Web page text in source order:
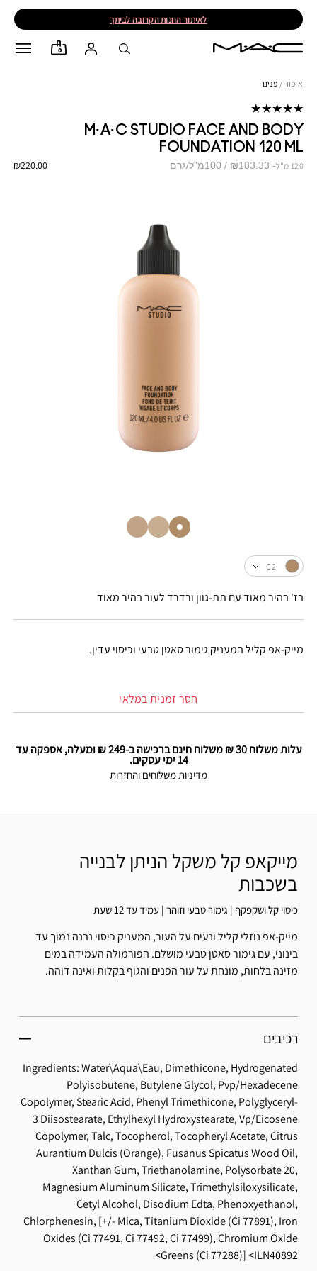
לאיתור החנות הקרובה לביתך
0
איפור / פנים
M·A·C STUDIO FACE AND BODY
FOUNDATION 120 ML
₪220.00 120 מ"ל
מייק-אפ קליל המעניק גימור סאטן טבעי וכיסוי עדין.
C2
בז' בהיר מאוד עם תת-גוון ורדרד לעור בהיר מאוד
חסר זמנית במלאי
עלות משלוח 30 ₪ משלוח חינם ברכישה ב-249 ₪ ומעלה, אספקה עד
14 ימי עסקים.
מדיניות משלוחים והחזרות
מייקאפ קל משקל הניתן לבנייה
בשכבות
כיסוי קל ושקפקף | גימור טבעי וזוהר | עמיד עד 12 שעת
מייק-אפ נוזלי קליל ונעים על העור, המעניק כיסוי נבנה נמוך עד
בינוני, עם גימור סאטן טבעי מושלם. הפורמולה העמידה במים
מזינה בלחות, מונחת על עור הפנים והגוף בקלות ואינה דוהה.
רכיבים
Ingredients: Water\Aqua\Eau, Dimethicone, Hydrogenated
Polyisobutene, Butylene Glycol, Pvp/Hexadecene
Copolymer, Stearic Acid, Phenyl Trimethicone, Polyglyceryl-
3 Diisostearate, Ethylhexyl Hydroxystearate, Vp/Eicosene
Copolymer, Talc, Tocopherol, Tocopheryl Acetate, Citrus
Aurantium Dulcis (Orange), Fusanus Spicatus Wood Oil,
Xanthan Gum, Triethanolamine, Polysorbate 20,
Magnesium Aluminum Silicate, Trimethylsiloxysilicate,
Cetyl Alcohol, Disodium Edta, Phenoxyethanol,
Chlorphenesin, [+/- Mica, Titanium Dioxide (Ci 77891), Iron
Oxides (Ci 77491, Ci 77492, Ci 77499), Chromium Oxide
Greens (Ci 77288)]
ILN40892